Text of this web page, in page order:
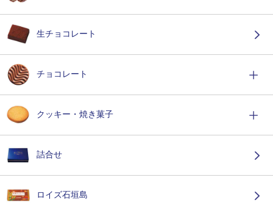
生チョコレート
チョコレート
クッキー・焼き菓子
詰合せ
ロイズ石垣島